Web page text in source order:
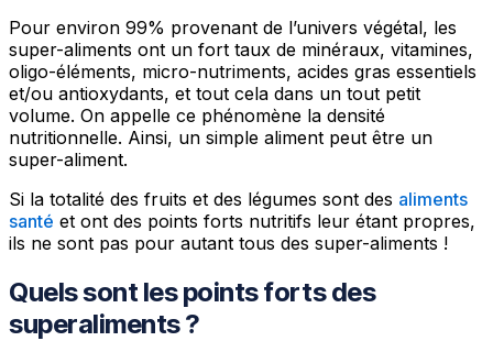
Pour environ 99% provenant de l’univers végétal, les
super-aliments ont un fort taux de minéraux, vitamines,
oligo-éléments, micro-nutriments, acides gras essentiels
et/ou antioxydants, et tout cela dans un tout petit
volume. On appelle ce phénomène la densité
nutritionnelle. Ainsi, un simple aliment peut être un
super-aliment.
Si la totalité des fruits et des légumes sont des aliments
santé et ont des points forts nutritifs leur étant propres,
ils ne sont pas pour autant tous des super-aliments !
Quels sont les points forts des
superaliments ?